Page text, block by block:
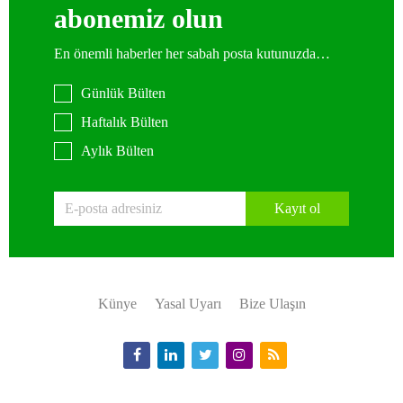
abonemiz olun
En önemli haberler her sabah posta kutunuzda…
Günlük Bülten
Haftalık Bülten
Aylık Bülten
Kayıt ol
Künye Yasal Uyarı Bize Ulaşın